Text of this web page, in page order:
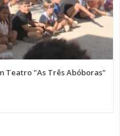
Teatro "As Três Abóboras"